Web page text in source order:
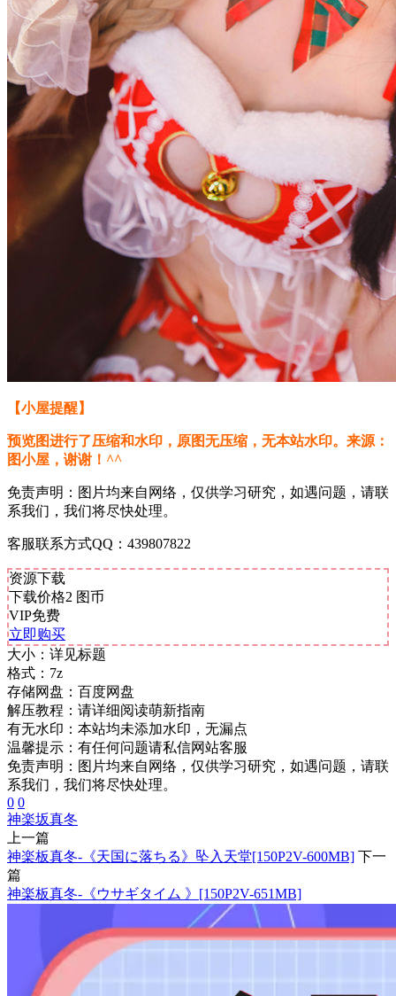
【小屋提醒】
预览图进行了压缩和水印，原图无压缩，无本站水印。来源：
图小屋，谢谢！^^
免责声明：图片均来自网络，仅供学习研究，如遇问题，请联
系我们，我们将尽快处理。
客服联系方式QQ：439807822
资源下载
下载价格2 图币
VIP免费
立即购买
大小： 详见标题
格式： 7z
存储网盘： 百度网盘
解压教程： 请详细阅读萌新指南
有无水印： 本站均未添加水印，无漏点
温馨提示： 有任何问题请私信网站客服
免责声明：图片均来自网络，仅供学习研究，如遇问题，请联
系我们，我们将尽快处理。
0 0
神楽坂真冬
上一篇
神楽板真冬-《天国に落ちる》坠入天堂[150P2V-600MB] 下一
篇
神楽板真冬-《ウサギタイム 》[150P2V-651MB]